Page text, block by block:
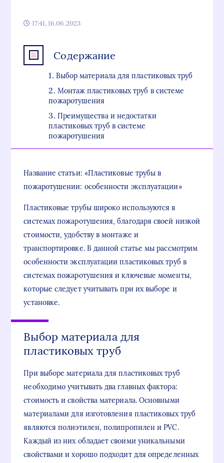
17:41, 16.06.2023
Содержание
Выбор материала для пластиковых труб
Монтаж пластиковых труб в системе
пожаротушения
Преимущества и недостатки
пластиковых труб в системе
пожаротушения
Название статьи: «Пластиковые трубы в
пожаротушении: особенности эксплуатации»
Пластиковые трубы широко используются в
системах пожаротушения, благодаря своей низкой
стоимости, удобству в монтаже и
транспортировке. В данной статье мы рассмотрим
особенности эксплуатации пластиковых труб в
системах пожаротушения и ключевые моменты,
которые следует учитывать при их выборе и
установке.
Выбор материала для
пластиковых труб
При выборе материала для пластиковых труб
необходимо учитывать два главных фактора:
стоимость и свойства материала. Основными
материалами для изготовления пластиковых труб
являются полиэтилен, полипропилен и PVC.
Каждый из них обладает своими уникальными
свойствами и хорошо подходит для определенных